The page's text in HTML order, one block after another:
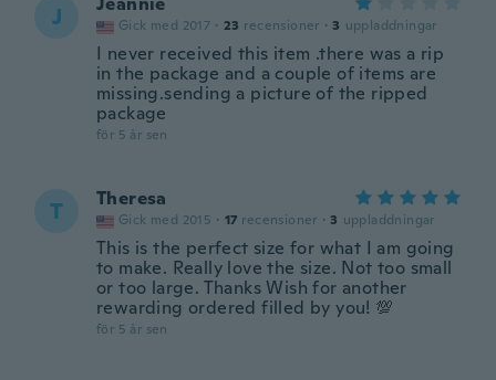
J Gick med 2017 · 23 recensioner · 3 uppladdningar
I never received this item .there was a rip
in the package and a couple of items are
missing.sending a picture of the ripped
package
för 5 år sen
T Theresa
Gick med 2015 · 17 recensioner · 3 uppladdningar
This is the perfect size for what I am going
to make. Really love the size. Not too small
or too large. Thanks Wish for another
rewarding ordered filled by you! 💯
för 5 år sen